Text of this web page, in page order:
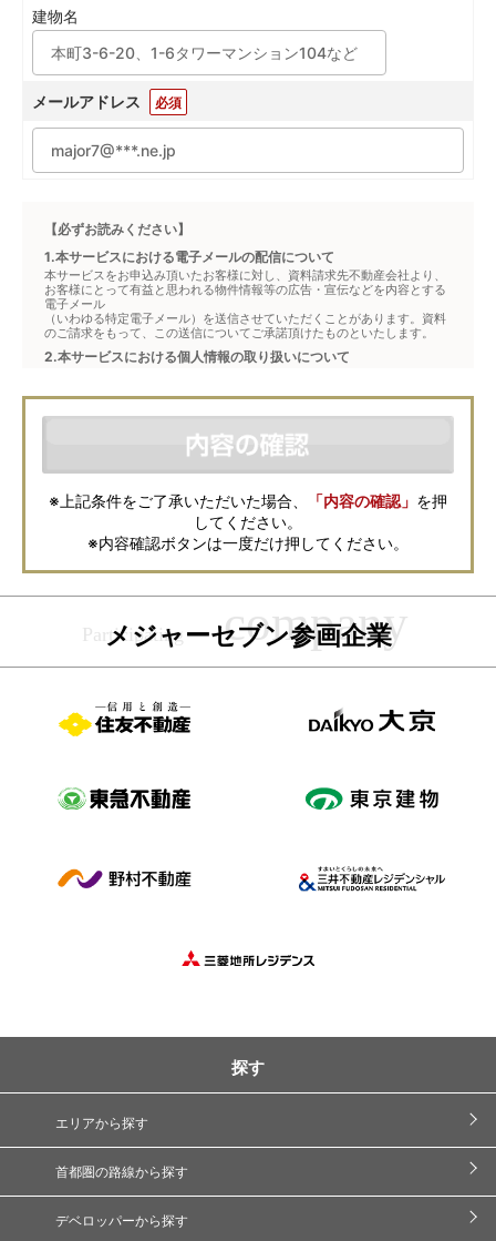
建物名
メールアドレス 必須
【必ずお読みください】
1.本サービスにおける電子メールの配信について
本サービスをお申込み頂いたお客様に対し、資料請求先不動産会社より、
お客様にとって有益と思われる物件情報等の広告・宣伝などを内容とする
電子メール
（いわゆる特定電子メール）を送信させていただくことがあります。資料
のご請求をもって、この送信についてご承諾頂けたものといたします。
2.本サービスにおける個人情報の取り扱いについて
本フォームからお客様が記入・登録された個人情報は、ダイレクトメール
などの資料送付・電子メールの送信・電話連絡などの目的で資料請求先不
動産会社が利用・保管します。資料請求先不動産会社が保管する個人情報
の取扱いについては、各不動産会社に直接お問合せください。
また、上記とは別にメジャーセブンでは本サービスを円滑に運用するため
に、お客様の個人情報をサービスご利用の控えとして一定期間保管いたし
ます。 ご記入の内容が不明瞭で資料をお送りできない場合、その他当社が
本サービスを円滑に運用するために必要な範囲において、直接メジャーセ
ブンから確認のご連絡をさせていただくことがありますので、あらかじめ
ご了承ください。
メジャーセブンの個人情報の取扱い方針についてはこちらをご覧くださ
※上記条件をご了承いただいた場合、 「内容の確認」 を押
してください。
※内容確認ボタンは一度だけ押してください。
メジャーセブン参画企業
探す
エリアから探す
首都圏の路線から探す
デベロッパーから探す